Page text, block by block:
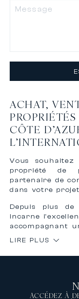
ACHAT,
CÔTE
Vous
propriété de
partenaire de
dans votre
Depuis plus
incarne
accompagnant
l’international.
sur mesure
LIRE PLUS
ACCÉDEZ À